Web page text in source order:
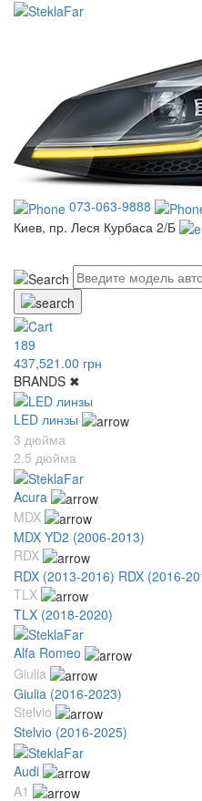
073-063-9888
Киев, пр. Леся Курбаса 2/Б
189
437,521.00 грн
BRANDS ✖
LED линзы
3 дюйма
2.5 дюйма
Acura
MDX
MDX YD2 (2006-2013)
RDX
RDX (2013-2016) RDX (2016-
TLX
TLX (2018-2020)
Alfa Romeo
Giulia
Giulia (2016-2023)
Stelvio
Stelvio (2016-2025)
Audi
A1